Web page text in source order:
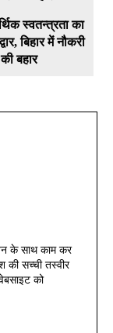
स्वतन्त्रता का
बिहार में नौकरी
की बहार
के साथ काम कर
की सच्ची तस्वीर
को